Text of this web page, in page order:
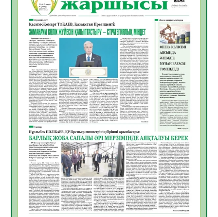
Инфекциялық ауруларға қарсы иммундау
жұмыстарының тиімділігі
06.08.2026
45
Көкжөтел ауруы туралы
06.08.2026
41
АПВ вакцинасы туралы мәлімет
06.08.2026
40
Open Air: Қызылорда облысы полиция
департаменті 20 мыңнан астам
көрерменнің қауіпсіздігін қамтамасыз етті
06.08.2026
54
ҚЫЗЫЛОРДАДА «САНАЛЫ ҰРПАҚ –
ЖАРҚЫН БОЛАШАҚ» АТТЫ КЕҢЕЙТІЛГЕН
МӘЖІЛІС ӨТТІ
05.08.2026
54
Қазақстан Орталық Азиядағы көшуге ең